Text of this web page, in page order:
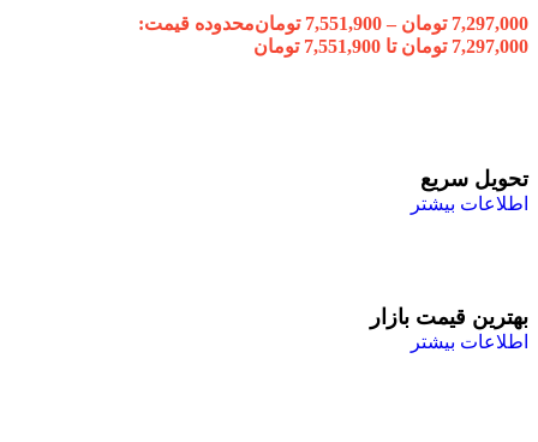
7,297,000 تومان –
7,551,900 تومانمحدوده قیمت:
7,297,000 تومان تا 7,551,900 تومان
تحویل سریع
اطلاعات بیشتر
بهترین قیمت بازار
اطلاعات بیشتر